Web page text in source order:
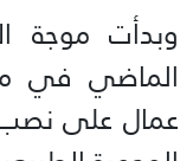
وبدأت موجة
الماضي في
عمال على